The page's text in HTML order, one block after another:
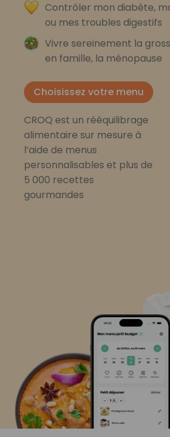
Contrôler mon diabète,
ou mes troubles digestifs
Vivre sereinement la
en famille, la ménopause
Choisissez votre menu
CROQ est un rééquilibrage
alimentaire sur mesure à
l’aide de menus
personnalisables et plus de
5 000 recettes
gourmandes